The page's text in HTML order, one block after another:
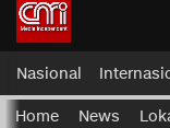
Nasional
Home News